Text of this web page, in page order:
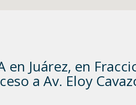
en Juárez, en
a Av. Eloy